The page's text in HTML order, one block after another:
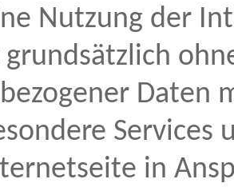
Nutzung der
Daten
in